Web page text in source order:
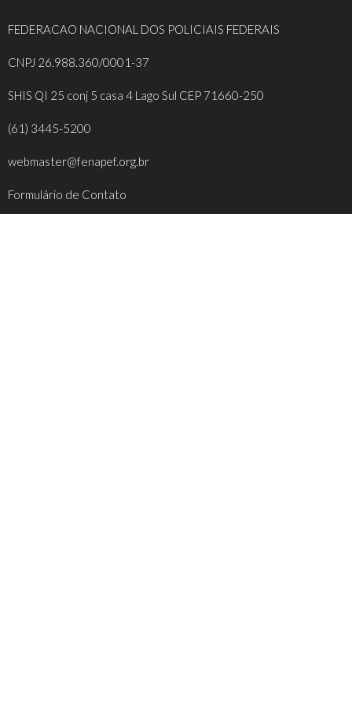
FEDERACAO NACIONAL DOS POLICIAIS FEDERAIS
CNPJ 26.988.360/0001-37
SHIS QI 25 conj 5 casa 4 Lago Sul CEP 71660-250
(61) 3445-5200
webmaster@fenapef.org.br
Formulário de Contato